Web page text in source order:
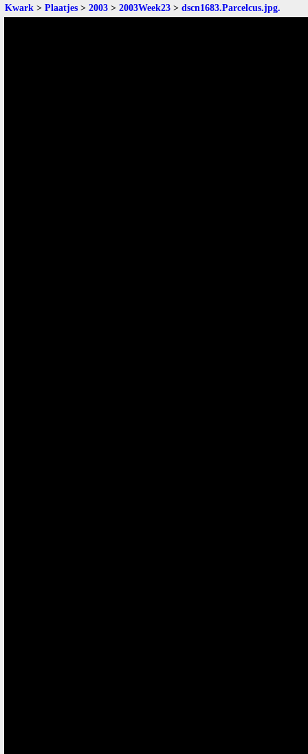
Kwark > Plaatjes > 2003 > 2003Week23 > dscn1683.Parcelcus.jpg.